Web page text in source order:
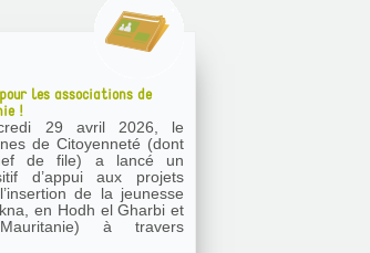
les associations de
!
29 avril 2026, le
de Citoyenneté (dont
de file) a lancé un
d’appui aux projets
de la jeunesse
en Hodh el Gharbi et
à travers